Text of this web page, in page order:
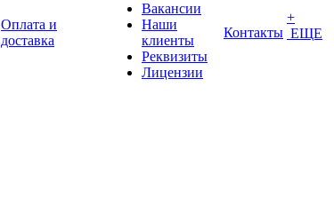
Оплата и
доставка
Вакансии
Наши
клиенты
Реквизиты
Лицензии
Контакты
+
ЕЩЕ